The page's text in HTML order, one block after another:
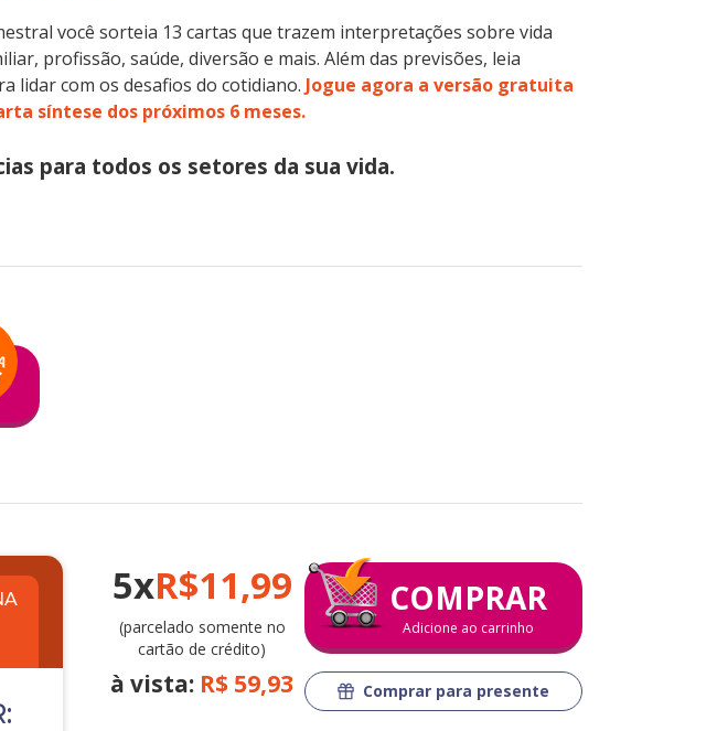
você sorteia 13 cartas que trazem interpretações sobre vida
profissão, saúde, diversão e mais. Além das previsões, leia
lidar com os desafios do cotidiano. Jogue agora a versão gratuita
síntese dos próximos 6 meses.
para todos os setores da sua vida.
5xR$11,99
(parcelado somente no
cartão de crédito)
à vista: R$ 59,93
COMPRAR
Adicione ao carrinho
Comprar para presente